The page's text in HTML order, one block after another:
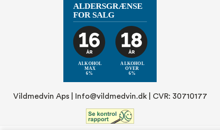
Vildmedvin Aps | Info@vildmedvin.dk| CVR: 30710177